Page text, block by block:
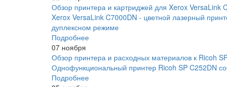
Обзор принтера и картриджей для Xerox VersaLink
Xerox VersaLink C7000DN - цветной лазерный
дуплексном режиме
Подробнее
07 ноября
Обзор принтера и расходных материалов к Ricoh
Однофункциональный принтер Ricoh SP C252DN
Подробнее